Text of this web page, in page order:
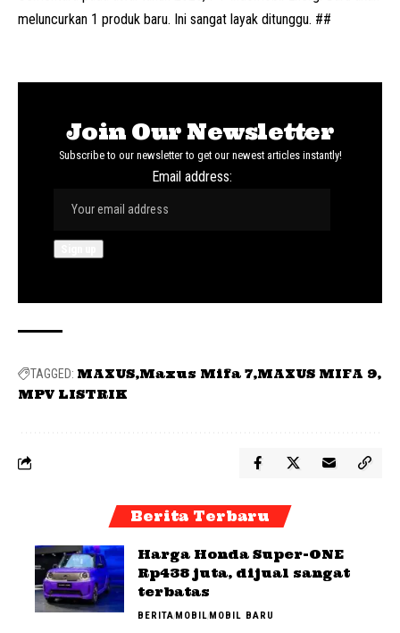
meluncurkan 1 produk baru. Ini sangat layak ditunggu. ##
Join Our Newsletter
Subscribe to our newsletter to get our newest articles instantly!
Email address:
TAGGED: MAXUS Maxus Mifa 7 MAXUS MIFA 9
MPV LISTRIK
Berita Terbaru
Harga Honda Super-ONE
Rp438 juta, dijual sangat
terbatas
BERITAMOBILMOBIL BARU